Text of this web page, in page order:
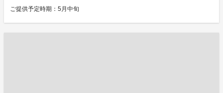
ご提供予定時期：5月中旬